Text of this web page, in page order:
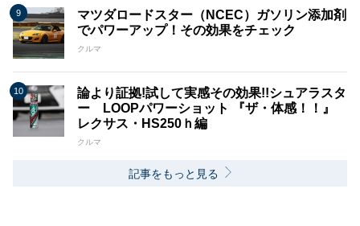
マツダロードスター（NCEC）ガソリン添加剤
でパワーアップ！その効果をチェック
クルマ
論より証拠!試して実感その効果!!シュアラスタ
ー LOOPパワーショット 『ザ・体感！！』
レクサス・HS250ｈ編
クルマ
記事をもっと見る